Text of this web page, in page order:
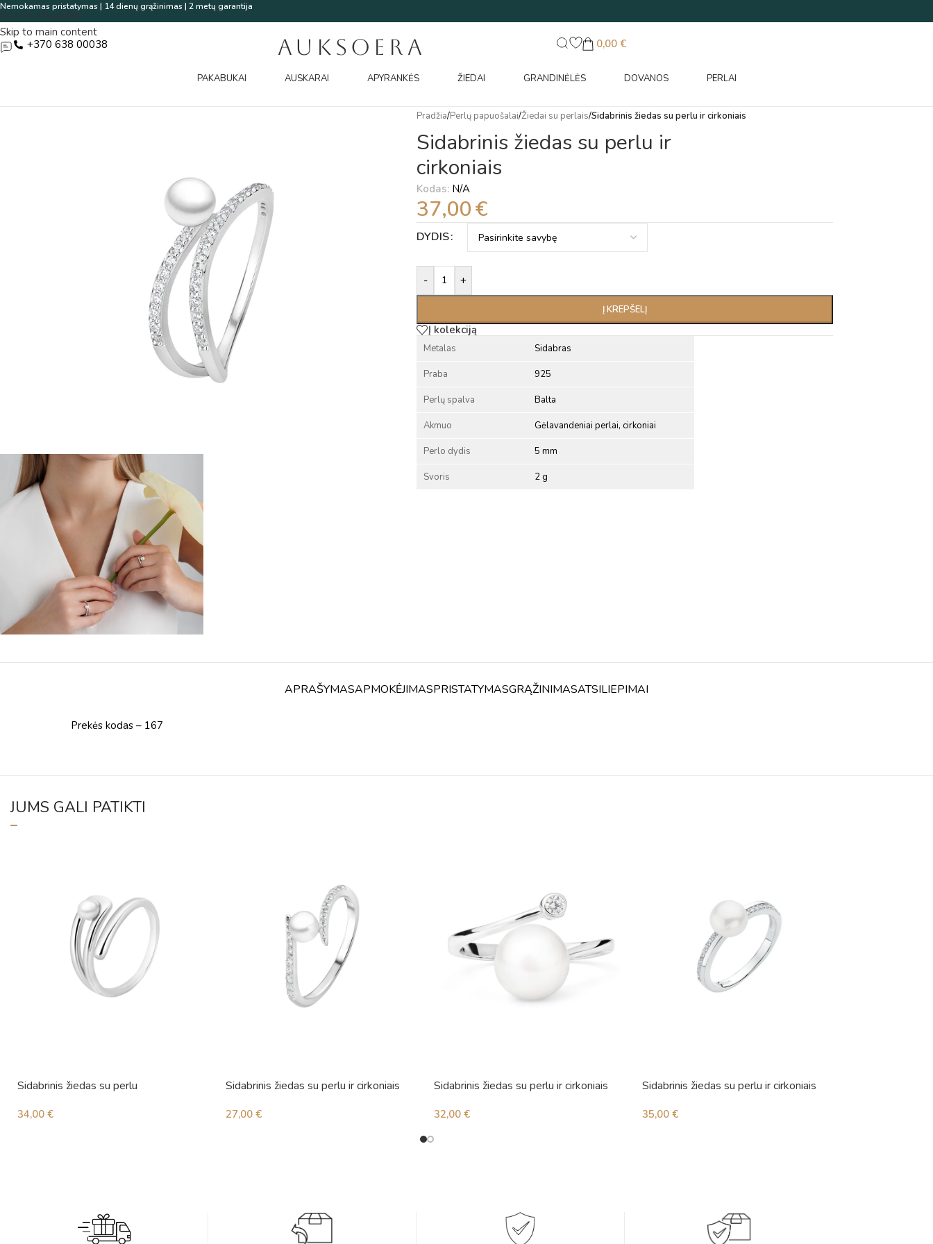
Skip to navigation
Skip to main content
Nemokamas pristatymas | 14 dienų grąžinimas | 2 metų garantija
+370 638 00038 AUKSOERA 0,00 €
PAKABUKAI AUSKARAI APYRANKĖS ŽIEDAI GRANDINĖLĖS DOVANOS PERLAI
Pradžia/Perlų papuošalai/Žiedai su perlais/Sidabrinis žiedas su perlu ir cirkoniais
Sidabrinis žiedas su perlu ir
cirkoniais
Kodas: N/A
37,00€
DYDIS
- +
Į KREPŠELĮ
Alternative:
Į kolekciją
Metalas Sidabras
Praba 925
Perlų spalva Balta
Akmuo Gėlavandeniai perlai, cirkoniai
Perlo dydis 5 mm
Svoris 2 g
APRAŠYMASAPMOKĖJIMASPRISTATYMASGRĄŽINIMASATSILIEPIMAI
Prekės kodas – 167
JUMS GALI PATIKTI
Sidabrinis žiedas su perlu
34,00 €
Sidabrinis žiedas su perlu ir cirkoniais
27,00 €
Sidabrinis žiedas su perlu ir cirkoniais
32,00 €
Sidabrinis žiedas su perlu ir cirkoniais
35,00 €